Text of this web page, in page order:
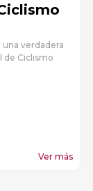
una verdadera
de Ciclismo
Ver más